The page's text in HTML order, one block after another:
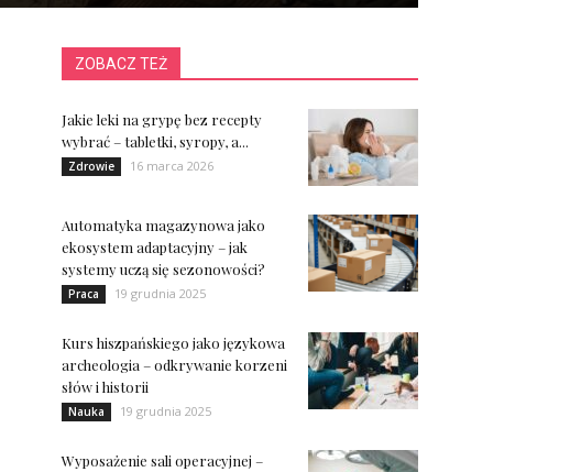
ZOBACZ TEŻ
Jakie leki na grypę bez recepty
wybrać – tabletki, syropy, a...
Zdrowie 16 marca 2026
Automatyka magazynowa jako
ekosystem adaptacyjny – jak
systemy uczą się sezonowości?
Praca 19 grudnia 2025
Kurs hiszpańskiego jako językowa
archeologia – odkrywanie korzeni
słów i historii
Nauka 19 grudnia 2025
Wyposażenie sali operacyjnej –